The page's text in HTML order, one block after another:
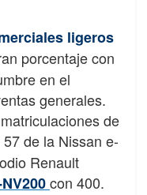
ligeros
porcentaje con
en el
generales.
de
de la Nissan e-
Renault
con 400.